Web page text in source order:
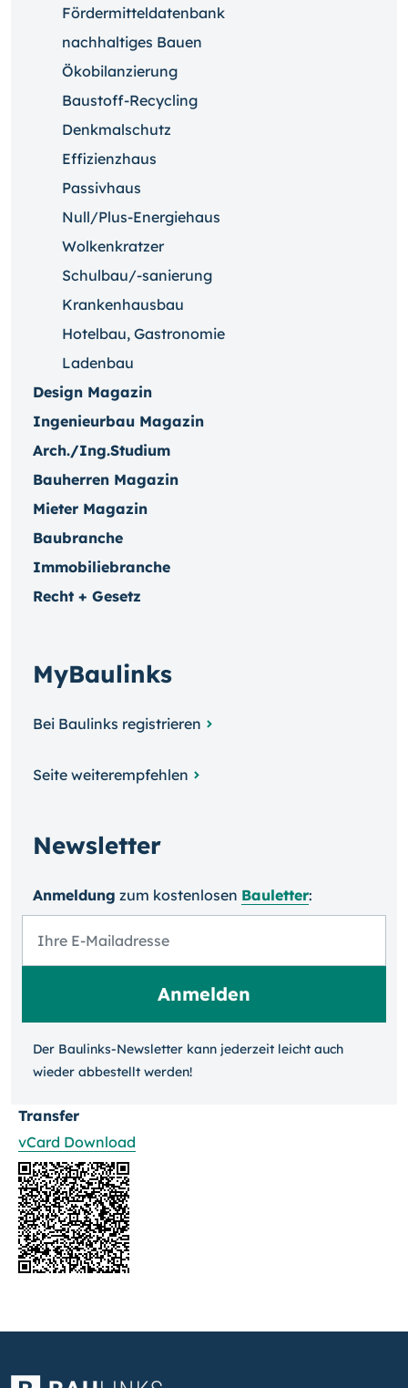
Fördermitteldatenbank
nachhaltiges Bauen
Ökobilanzierung
Baustoff-Recycling
Denkmalschutz
Effizienzhaus
Passivhaus
Null/Plus-Energiehaus
Wolkenkratzer
Schulbau/-sanierung
Krankenhausbau
Hotelbau, Gastronomie
Ladenbau
Design Magazin
Ingenieurbau Magazin
Arch./Ing.Studium
Bauherren Magazin
Mieter Magazin
Baubranche
Immobiliebranche
Recht + Gesetz
MyBaulinks
Bei Baulinks registrieren
Seite weiterempfehlen
Newsletter
Anmeldung zum kosten­losen Bauletter:
Der Baulinks-Newsletter kann jeder­zeit leicht auch
wieder ab­bestellt werden!
Transfer
vCard Download